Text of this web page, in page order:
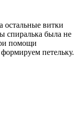
остальные витки
спиралька была не
помощи
петельку.